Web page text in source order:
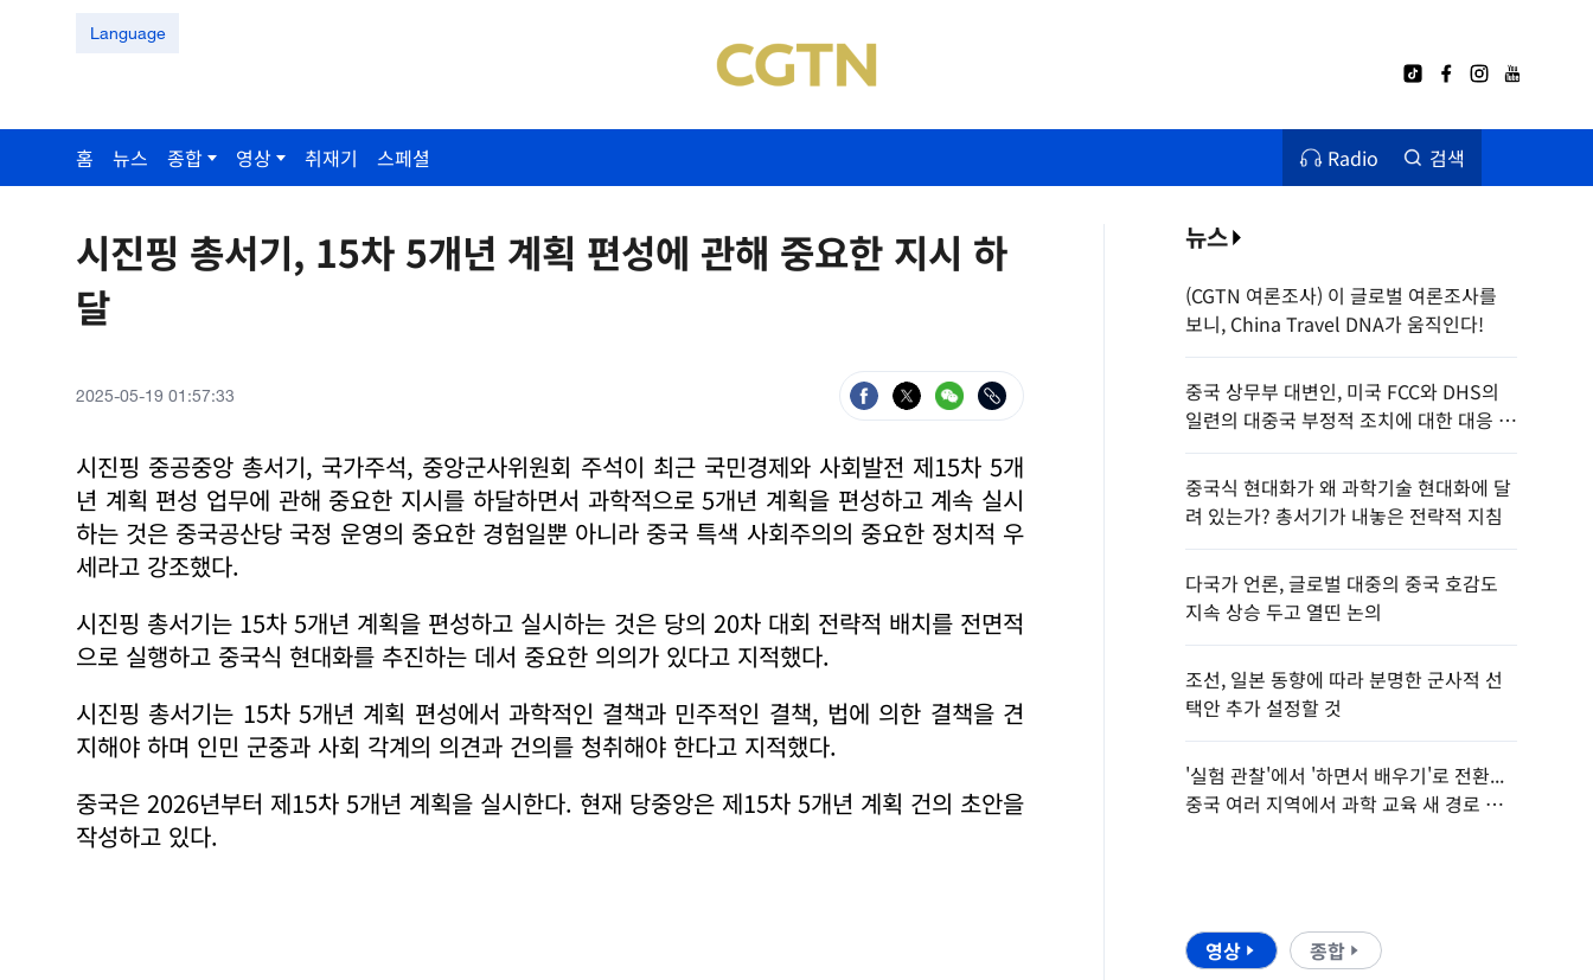
Language
홈 뉴스 종합 영상 취재기 스페셜 Radio 검색
시진핑 총서기, 15차 5개년 계획 편성에 관해 중요한 지시 하
달
2025-05-19 01:57:33
시진핑 중공중앙 총서기, 국가주석, 중앙군사위원회 주석이 최근 국민경제와 사회발전 제15차 5개
년 계획 편성 업무에 관해 중요한 지시를 하달하면서 과학적으로 5개년 계획을 편성하고 계속 실시
하는 것은 중국공산당 국정 운영의 중요한 경험일뿐 아니라 중국 특색 사회주의의 중요한 정치적 우
세라고 강조했다.
시진핑 총서기는 15차 5개년 계획을 편성하고 실시하는 것은 당의 20차 대회 전략적 배치를 전면적
으로 실행하고 중국식 현대화를 추진하는 데서 중요한 의의가 있다고 지적했다.
시진핑 총서기는 15차 5개년 계획 편성에서 과학적인 결책과 민주적인 결책, 법에 의한 결책을 견
지해야 하며 인민 군중과 사회 각계의 의견과 건의를 청취해야 한다고 지적했다.
중국은 2026년부터 제15차 5개년 계획을 실시한다. 현재 당중앙은 제15차 5개년 계획 건의 초안을
작성하고 있다.
뉴스
(CGTN 여론조사) 이 글로벌 여론조사를
보니, China Travel DNA가 움직인다!
중국 상무부 대변인, 미국 FCC와 DHS의
일련의 대중국 부정적 조치에 대한 대응 제
재 관련 기자 질문에 답변
중국식 현대화가 왜 과학기술 현대화에 달
려 있는가? 총서기가 내놓은 전략적 지침
다국가 언론, 글로벌 대중의 중국 호감도
지속 상승 두고 열띤 논의
조선, 일본 동향에 따라 분명한 군사적 선
택안 추가 설정할 것
'실험 관찰'에서 '하면서 배우기'로 전환...
중국 여러 지역에서 과학 교육 새 경로 모
영상 종합